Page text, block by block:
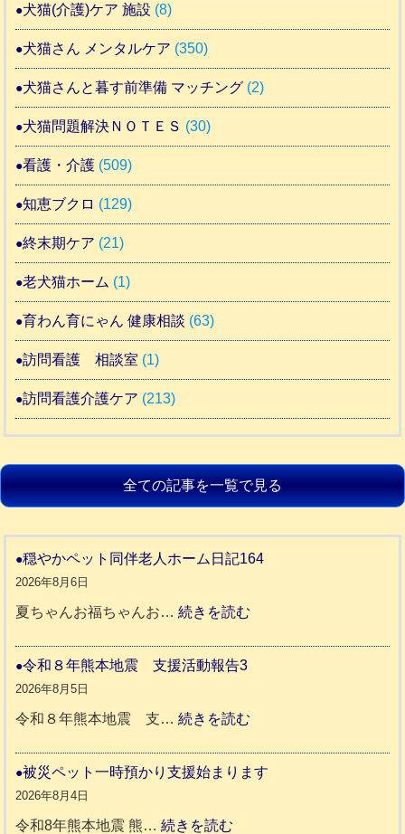
犬猫(介護)ケア 施設 (8)
犬猫さん メンタルケア (350)
犬猫さんと暮す前準備 マッチング (2)
犬猫問題解決ＮＯＴＥＳ (30)
看護・介護 (509)
知恵ブクロ (129)
終末期ケア (21)
老犬猫ホーム (1)
育わん育にゃん 健康相談 (63)
訪問看護 相談室 (1)
訪問看護介護ケア (213)
全ての記事を一覧で見る
穏やかペット同伴老人ホーム日記164
2026年8月6日
夏ちゃんお福ちゃんお…続きを読む
ト
令和８年熊本地震 支援活動報告3
2026年8月5日
令和８年熊本地震 支…続きを読む
和
被災ペット一時預かり支援始まります
2026年8月4日
令和8年熊本地震 熊…続きを読む